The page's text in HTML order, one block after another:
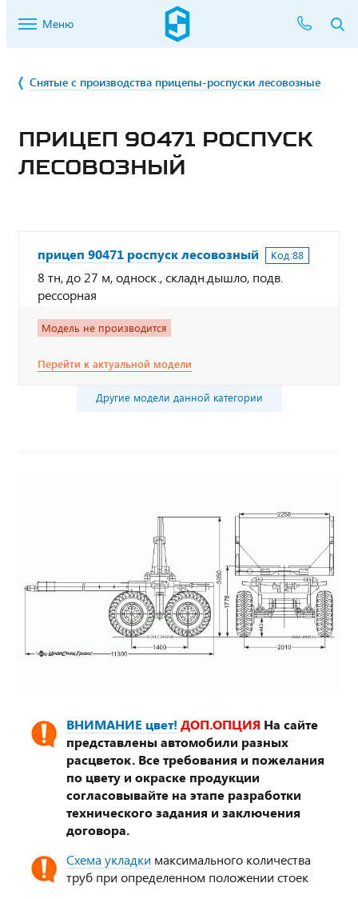
Меню
Снятые с производства прицепы-роспуски лесовозные
ПРИЦЕП 90471 РОСПУСК
ЛЕСОВОЗНЫЙ
прицеп 90471 роспуск лесовозный Код:88
8 тн, до 27 м, односк., складн.дышло, подв.
рессорная
Модель не производится
Перейти к актуальной модели
Другие модели данной категории
ВНИМАНИЕ цвет! ДОП.ОПЦИЯ На сайте
представлены автомобили разных
расцветок. Все требования и пожелания
по цвету и окраске продукции
согласовывайте на этапе разработки
технического задания и заключения
договора.
Схема укладки максимального количества
труб при определенном положении стоек